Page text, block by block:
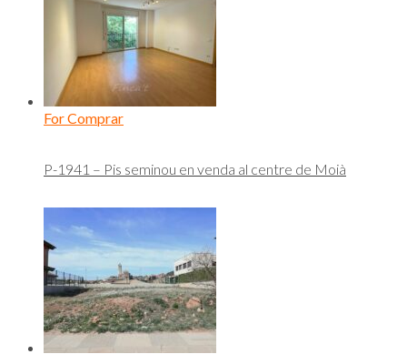
For Comprar
P-1941 – Pis seminou en venda al centre de Moià